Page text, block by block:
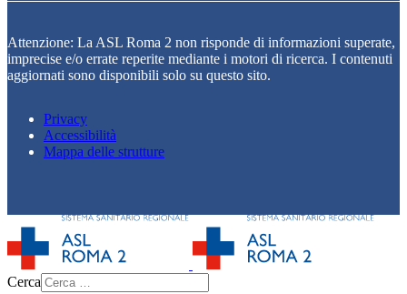
Attenzione: La ASL Roma 2 non risponde di informazioni superate,
imprecise e/o errate reperite mediante i motori di ricerca. I contenuti
aggiornati sono disponibili solo su questo sito.
Privacy
Accessibilità
Mappa delle strutture
Cerca